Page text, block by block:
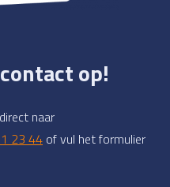
op!
naar
23 44 of vul het formulier